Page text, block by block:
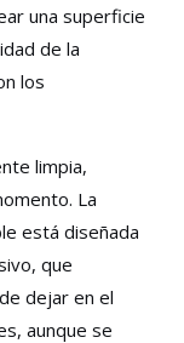
una superficie
de la
los
limpia,
La
está diseñada
que
dejar en el
aunque se